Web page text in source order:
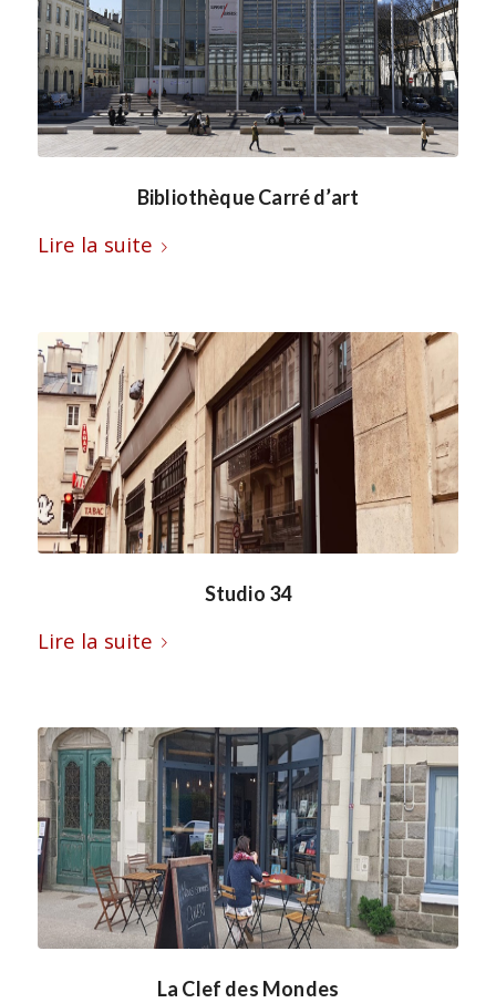
Bibliothèque Carré d’art
Lire la suite
Studio 34
Lire la suite
La Clef des Mondes